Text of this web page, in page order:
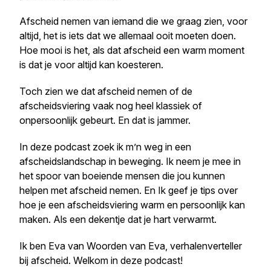
Afscheid nemen van iemand die we graag zien, voor
altijd, het is iets dat we allemaal ooit moeten doen.
Hoe mooi is het, als dat afscheid een warm moment
is dat je voor altijd kan koesteren.
Toch zien we dat afscheid nemen of de
afscheidsviering vaak nog heel klassiek of
onpersoonlijk gebeurt. En dat is jammer.
In deze podcast zoek ik m’n weg in een
afscheidslandschap in beweging. Ik neem je mee in
het spoor van boeiende mensen die jou kunnen
helpen met afscheid nemen. En Ik geef je tips over
hoe je een afscheidsviering warm en persoonlijk kan
maken. Als een dekentje dat je hart verwarmt.
Ik ben Eva van Woorden van Eva, verhalenverteller
bij afscheid. Welkom in deze podcast!